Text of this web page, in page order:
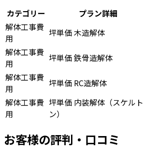
カテゴリー
プラン詳細
解体工事費
用
坪単価木造解体
解体工事費
用
坪単価鉄骨造解体
解体工事費
用
坪単価 RC造解体
解体工事費
用
坪単価 内装解体（スケルト
ン）
お客様の評判・口コミ